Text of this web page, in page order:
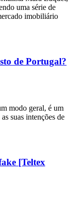
uma série de
imobiliário
de Portugal?
modo geral, é um
suas intenções de
[Teltex